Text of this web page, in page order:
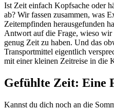
Ist Zeit einfach Kopfsache oder
ab? Wir fassen zusammen, was
Zeitempfinden herausgefunden
Antwort auf die Frage, wieso
genug Zeit zu haben. Und das
Transportmittel eigentlich
mit einer kleinen Zeitreise in die
Gefühlte Zeit: Eine
Kannst du dich noch an die